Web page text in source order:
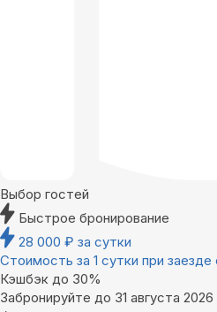
Выбор гостей
Быстрое бронирование
28 000 ₽ за сутки
Стоимость за 1 сутки при заезде
Кэшбэк до 30%
Забронируйте до 31 августа